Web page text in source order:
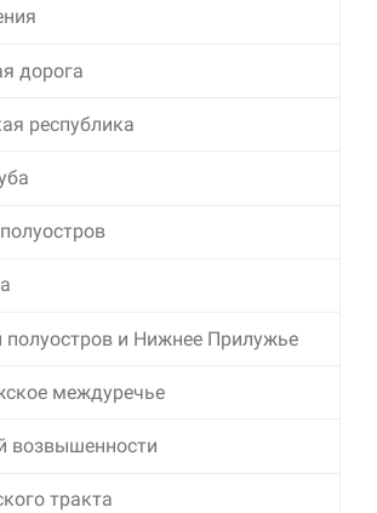
дорога
республика
полуостров и Нижнее Прилужье
междуречье
возвышенности
тракта